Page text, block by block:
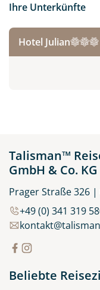
Ihre Unterkünfte
Hotel Julian
Talisman™
GmbH & Co. KG
Prager Straße 326 |
+49 (0) 341 319
Beliebte